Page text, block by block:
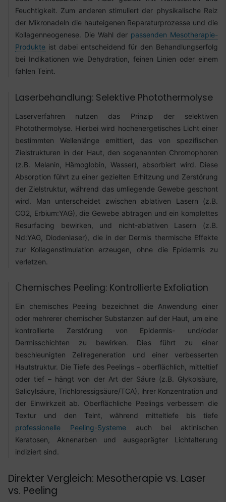
Feuchtigkeit. Zum anderen stimuliert der physikalische Reiz
der Mikronadeln die hauteigenen Reparaturprozesse und die
Kollagenneogenese. Die Wahl der passenden Mesotherapie-
Produkte ist dabei entscheidend für den Behandlungserfolg
bei Indikationen wie Dehydration, feinen Linien oder einem
fahlen Teint.
Laserbehandlung: Selektive Photothermolyse
Laserverfahren nutzen das Prinzip der selektiven
Photothermolyse. Hierbei wird hochenergetisches Licht einer
bestimmten Wellenlänge emittiert, das von spezifischen
Zielstrukturen in der Haut, den sogenannten Chromophoren
(z.B. Melanin, Hämoglobin, Wasser), absorbiert wird. Diese
Absorption führt zu einer gezielten Erhitzung und Zerstörung
der Zielstruktur, während das umliegende Gewebe geschont
wird. Man unterscheidet zwischen ablativen Lasern (z.B.
CO2, Erbium:YAG), die Gewebe abtragen und ein komplettes
Resurfacing bewirken, und nicht-ablativen Lasern (z.B.
Nd:YAG, Diodenlaser), die in der Dermis thermische Effekte
zur Kollagenstimulation erzeugen, ohne die Epidermis zu
verletzen.
Chemisches Peeling: Kontrollierte Exfoliation
Ein chemisches Peeling bezeichnet die Anwendung einer
oder mehrerer chemischer Substanzen auf der Haut, um eine
kontrollierte Zerstörung von Epidermis- und/oder
Dermisschichten zu bewirken. Dies führt zu einer
beschleunigten Zellregeneration und einer verbesserten
Hautstruktur. Die Tiefe des Peelings – oberflächlich, mitteltief
oder tief – hängt von der Art der Säure (z.B. Glykolsäure,
Salicylsäure, Trichloressigsäure/TCA), ihrer Konzentration und
der Einwirkzeit ab. Oberflächliche Peelings verbessern die
Textur und den Teint, während mitteltiefe bis tiefe
professionelle Peeling-Systemeauch bei aktinischen
Keratosen, Aknenarben und ausgeprägter Lichtalterung
indiziert sind.
Direkter Vergleich: Mesotherapie vs. Laser
vs. Peeling